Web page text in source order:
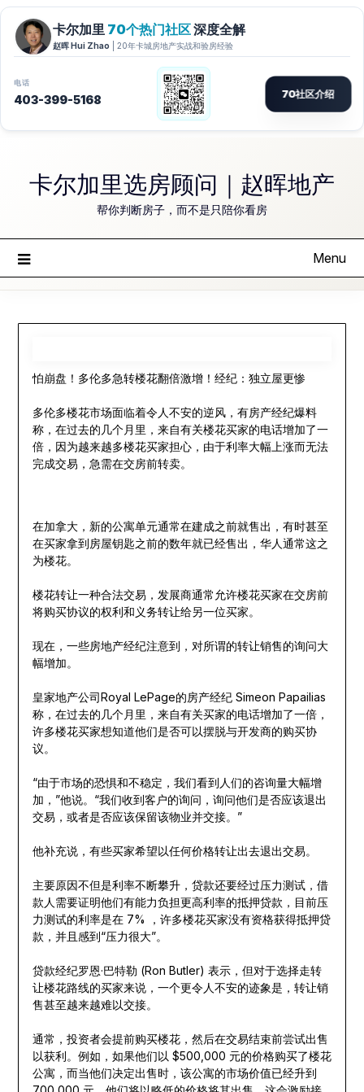
content卡尔加里选房顾问｜赵晖地产
帮你判断房子，而不是只陪你看房
Menu
怕崩盘！多伦多急转楼花翻倍激增！经纪：独立屋更惨
多伦多楼花市场面临着令人不安的逆风，有房产经纪爆料
称，在过去的几个月里，来自有关楼花买家的电话增加了一
倍，因为越来越多楼花买家担心，由于利率大幅上涨而无法
完成交易，急需在交房前转卖。
在加拿大，新的公寓单元通常在建成之前就售出，有时甚至
在买家拿到房屋钥匙之前的数年就已经售出，华人通常这之
为楼花。
楼花转让一种合法交易，发展商通常允许楼花买家在交房前
将购买协议的权利和义务转让给另一位买家。
现在，一些房地产经纪注意到，对所谓的转让销售的询问大
幅增加。
皇家地产公司Royal LePage的房产经纪 Simeon Papailias
称，在过去的几个月里，来自有关买家的电话增加了一倍，
许多楼花买家想知道他们是否可以摆脱与开发商的购买协
议。
“由于市场的恐惧和不稳定，我们看到人们的咨询量大幅增
加，”他说。“我们收到客户的询问，询问他们是否应该退出
交易，或者是否应该保留该物业并交接。”
他补充说，有些买家希望以任何价格转让出去退出交易。
主要原因不但是利率不断攀升，贷款还要经过压力测试，借
款人需要证明他们有能力负担更高利率的抵押贷款，目前压
力测试的利率是在 7% ，许多楼花买家没有资格获得抵押贷
款，并且感到“压力很大”。
贷款经纪罗恩·巴特勒 (Ron Butler) 表示，但对于选择走转
让楼花路线的买家来说，一个更令人不安的迹象是，转让销
售甚至越来越难以交接。
通常，投资者会提前购买楼花，然后在交易结束前尝试出售
以获利。例如，如果他们以 $500,000 元的价格购买了楼花
公寓，而当他们决定出售时，该公寓的市场价值已经升到